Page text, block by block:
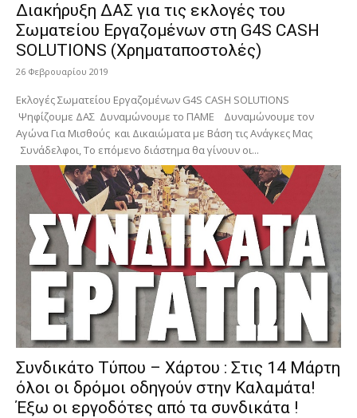
Διακήρυξη ΔΑΣ για τις εκλογές του
Σωματείου Εργαζομένων στη G4S CASH
SOLUTIONS (Χρηματαποστολές)
26 Φεβρουαρίου 2019
Εκλογές Σωματείου Εργαζομένων G4S CASH SOLUTIONS
Ψηφίζουμε ΔΑΣ Δυναμώνουμε το ΠΑΜΕ Δυναμώνουμε τον
Αγώνα Για Μισθούς και Δικαιώματα με Βάση τις Ανάγκες Μας
Συνάδελφοι, Το επόμενο διάστημα θα γίνουν οι...
Συνδικάτο Τύπου – Χάρτου : Στις 14 Μάρτη
όλοι οι δρόμοι οδηγούν στην Καλαμάτα!
Έξω οι εργοδότες από τα συνδικάτα !